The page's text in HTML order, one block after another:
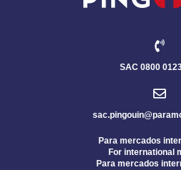
SAC 0800
Para mercados
For international
Para mercados